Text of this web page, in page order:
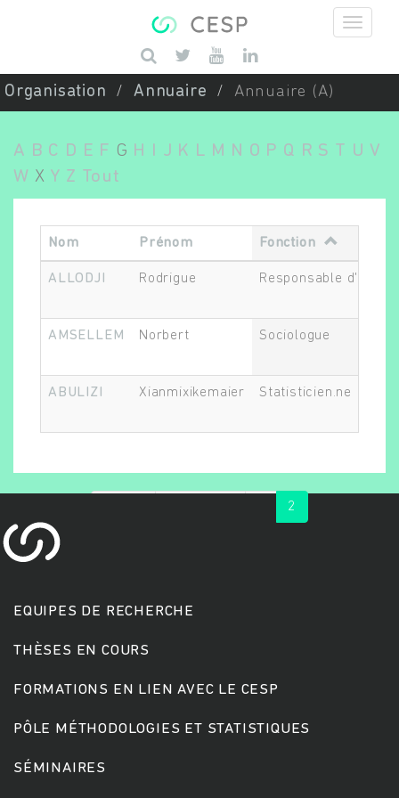
Saisissez vos mots-clés
Organisation Annuaire Annuaire (A)
A B C D E F G H J K L M N O P Q R S T U V
W X Y Z Tout
Nom Prénom Fonction
ALLODJI Rodrigue Responsable
AMSELLEM Norbert Sociologue
ABULIZI Xianmixikemaier Statisticien.ne
2
EQUIPES DE RECHERCHE
THÈSES EN COURS
FORMATIONS EN LIEN AVEC LE CESP
PÔLE MÉTHODOLOGIES ET STATISTIQUES
SÉMINAIRES